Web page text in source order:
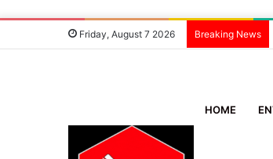
Friday, August 7 2026 Breaking News
HOME